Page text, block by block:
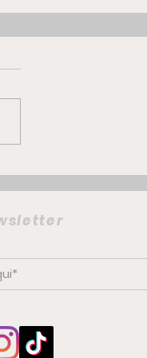
Multiplina: la
che potrebbe
la mobilità